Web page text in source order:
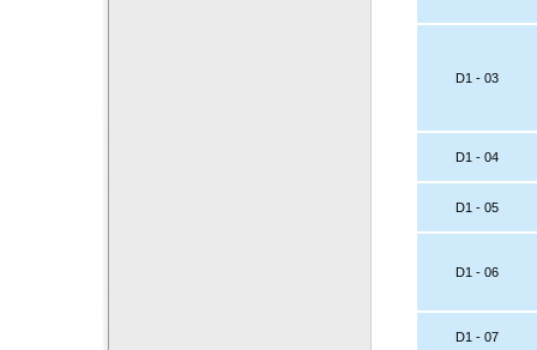
D1 - 03
D1 - 04
D1 - 05
D1 - 06
D1 - 07